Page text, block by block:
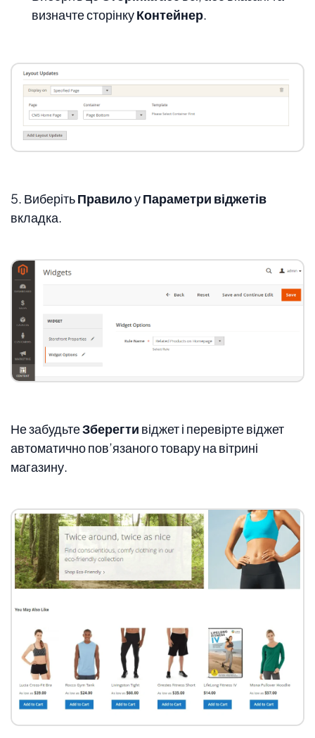
визначте сторінкуКонтейнер.
5. ВиберітьПравилоуПараметри віджетів
вкладка.
Не забудьтеЗберегти віджет і перевірте віджет
автоматично пов’язаного товару на вітрині
магазину.